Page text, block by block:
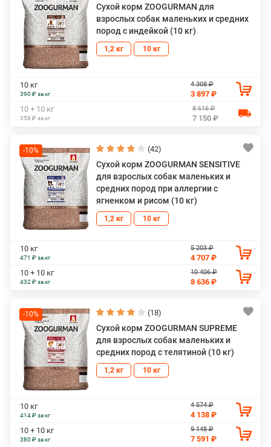
Сухой корм ZOOGURMAN для
взрослых собак маленьких и средних
пород с индейкой (10 кг)
1,2 кг 10 кг
10 кг
390 ₽ за кг
4 308 ₽
3 897 ₽
10 + 10 кг
358 ₽ за кг
8 616 ₽
7 150 ₽
-10% (42)
Сухой корм ZOOGURMAN SENSITIVE
для взрослых собак маленьких и
средних пород при аллергии с
ягненком и рисом (10 кг)
1,2 кг 10 кг
10 кг
471 ₽ за кг
5 203 ₽
4 707 ₽
10 + 10 кг
432 ₽ за кг
10 406 ₽
8 636 ₽
-10% (18)
Сухой корм ZOOGURMAN SUPREME
для взрослых собак маленьких и
средних пород с телятиной (10 кг)
1,2 кг 10 кг
10 кг
414 ₽ за кг
4 574 ₽
4 138 ₽
10 + 10 кг
380 ₽ за кг
9 148 ₽
7 591 ₽